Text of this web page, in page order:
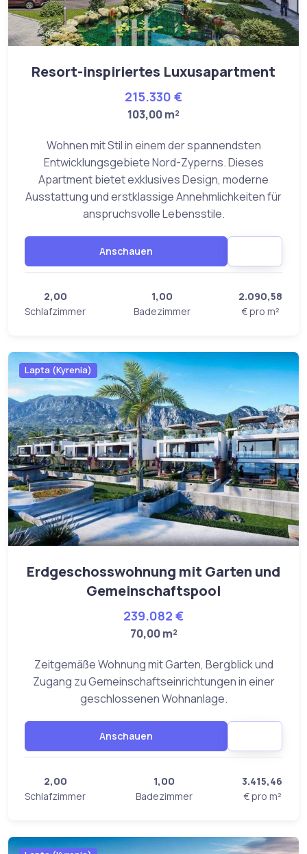
Resort-inspiriertes Luxusapartment
215.330 €
103,00 m²
Wohnen mit Stil in einem der spannendsten
Entwicklungsgebiete Nord-Zyperns. Dieses
Apartment bietet exklusives Design, moderne
Ausstattung und erstklassige Annehmlichkeiten für
anspruchsvolle Lebensstile.
Anschauen
2,00
Schlafzimmer
1,00
Badezimmer
2.090,58
€ pro m²
Lapta (Kyrenia)
Erdgeschosswohnung mit Garten und
Gemeinschaftspool
239.082 €
70,00 m²
Zeitgemäße Wohnung mit Garten, Bergblick und
Zugang zu Gemeinschaftseinrichtungen in einer
geschlossenen Wohnanlage.
Anschauen
2,00
Schlafzimmer
1,00
Badezimmer
3.415,46
€ pro m²